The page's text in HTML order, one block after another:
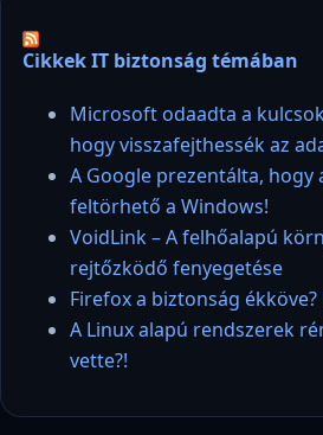
Cikkek IT biztonság témában
Microsoft odaadta a
hogy visszafejthessék az
A Google prezentálta, hogy
feltörhető a Windows!
VoidLink – A felhőalapú
rejtőzködő fenyegetése
Firefox a biztonság ékköve?
A Linux alapú rendszerek
vette?!